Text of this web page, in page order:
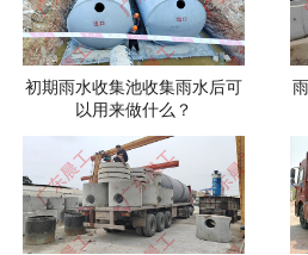
初期雨水收集池收集雨水后可
以用来做什么？